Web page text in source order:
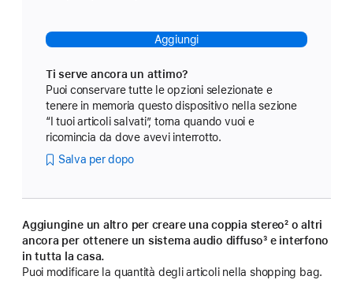
Aggiungi
Ti serve ancora un attimo?
Puoi conservare tutte le opzioni selezionate e
tenere in memoria questo dispositivo nella sezione
“I tuoi articoli salvati”, torna quando vuoi e
ricomincia da dove avevi interrotto.
Salva per dopo
Aggiungine un altro per creare una coppia stereonota
² o altri
ancora per ottenere un sistema audio diffusonota
³ e interfono
in tutta la casa.
Puoi modificare la quantità degli articoli nella shopping bag.